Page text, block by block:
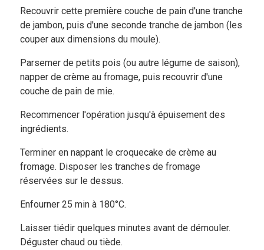
Recouvrir cette première couche de pain d'une tranche
de jambon, puis d'une seconde tranche de jambon (les
couper aux dimensions du moule).
Parsemer de petits pois (ou autre légume de saison),
napper de crème au fromage, puis recouvrir d'une
couche de pain de mie.
Recommencer l'opération jusqu'à épuisement des
ingrédients.
Terminer en nappant le croquecake de crème au
fromage. Disposer les tranches de fromage
réservées sur le dessus.
Enfourner 25 min à 180°C.
Laisser tiédir quelques minutes avant de démouler.
Déguster chaud ou tiède.